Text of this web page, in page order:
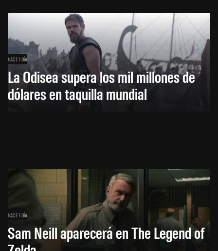
HACE 1 DÍA
La Odisea supera los mil millones de
dólares en taquilla mundial
HACE 1 DÍA
Sam Neill aparecerá en The Legend of